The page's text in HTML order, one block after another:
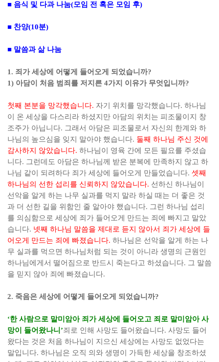
■ 음식 및 다과 나눔(모임 전 혹은 모임 후)
■ 찬양(10분)
■ 말씀과 삶 나눔
1. 죄가 세상에 어떻게 들어오게 되었습니까?
1) 아담이 처음 범죄를 저지른 4가지 이유가 무엇입니까?
첫째 본분을 망각했습니다. 자기 위치를 망각했습니다. 하나님
이 온 세상을 다스리라 하셨지만 아담의 위치는 피조물이지 창
조주가 아닙니다. 그래서 아담은 피조물로서 자신의 한계와 하
나님의 높으심을 잊지 말아야 했습니다. 둘째 하나님 주신 것에
감사하지 않았습니다. 하나님이 영육 간에 모든 필요를 주셨습
니다. 그런데도 아담은 하나님께 받은 분복에 만족하지 않고 하
나님 같이 되려하다 죄가 세상에 들어오게 만들었습니다. 셋째
하나님의 선한 섭리를 신뢰하지 않았습니다. 선하신 하나님이
선악을 알게 하는 나무 실과를 먹지 말라 하실 때는 더 좋은 것
과 더 선한 길을 위함인 줄 알아야 했습니다. 그런 하나님 섭리
를 의심함으로 세상에 죄가 들어오게 만드는 죄에 빠지고 말았
습니다. 넷째 하나님 말씀을 제대로 듣지 않아서 죄가 세상에 들
어오게 만드는 죄에 빠졌습니다. 하나님은 선악을 알게 하는 나
무 실과를 먹으면 하나님처럼 되는 것이 아니라 생명의 근원인
하나님에게서 떨어짐으로 반드시 죽는다고 하셨습니다. 그 말씀
을 믿지 않아 죄에 빠졌습니다.
2. 죽음은 세상에 어떻게 들어오게 되었습니까?
‘한 사람으로 말미암아 죄가 세상에 들어오고 죄로 말미암아 사
망이 들어왔나니 ’죄로 인해 사망도 들어왔습니다. 사망도 들어
왔다는 것은 처음 하나님이 지으신 세상에는 사망도 없었다는
말입니다. 하나님은 오직 의와 생명이 가득한 세상을 창조하셨